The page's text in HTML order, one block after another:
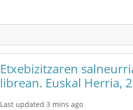
Etxebizitzaren
librean. Euskal Herria,
Last updated 3 mins ago